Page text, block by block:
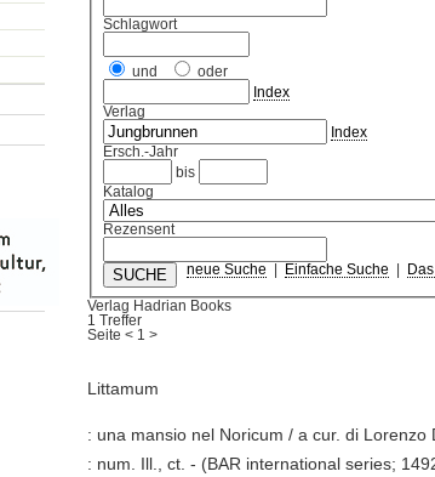
Schlagwort
und
oder
Index
Verlag
Index
Ersch.-Jahr
bis
Katalog
Rezensent
neue Suche Einfache Suche
Verlag Hadrian Books
1 Treffer
Seite< 1 >
Littamum
: una mansio nel Noricum / a cur. di
: num. Ill., ct. - (BAR international series;